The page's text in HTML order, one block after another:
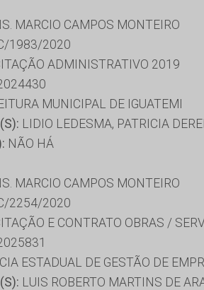
MARCIO CAMPOS MONTEIRO
1983/2020
ADMINISTRATIVO 2019
MUNICIPAL DE IGUATEMI
LIDIO LEDESMA, PATRICIA
NÃO HÁ
MARCIO CAMPOS MONTEIRO
2254/2020
E CONTRATO OBRAS /
ESTADUAL DE GESTÃO DE
LUIS ROBERTO MARTINS DE